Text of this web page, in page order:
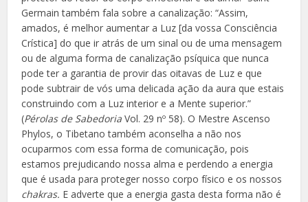
Germain também fala sobre a canalização: “Assim,
amados, é melhor aumentar a Luz [da vossa Consciência
Crística] do que ir atrás de um sinal ou de uma mensagem
ou de alguma forma de canalização psíquica que nunca
pode ter a garantia de provir das oitavas de Luz e que
pode subtrair de vós uma delicada ação da aura que estais
construindo com a Luz interior e a Mente superior.”
(Pérolas de Sabedoria Vol. 29 nº 58). O Mestre Ascenso
Phylos, o Tibetano também aconselha a não nos
ocuparmos com essa forma de comunicação, pois
estamos prejudicando nossa alma e perdendo a energia
que é usada para proteger nosso corpo físico e os nossos
chakras. E adverte que a energia gasta desta forma não é